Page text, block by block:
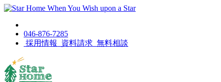
046-876-7285
採用情報
資料請求 無料相談